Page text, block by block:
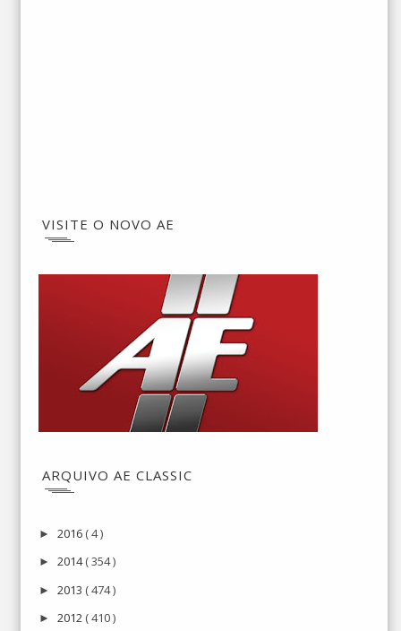
VISITE O NOVO AE
ARQUIVO AE CLASSIC
► 2016 ( 4 )
► 2014( 354 )
► 2013 ( 474 )
► 2012 ( 410 )